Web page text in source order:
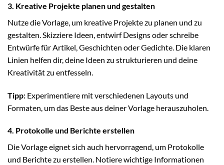
3. Kreative Projekte planen und gestalten
Nutze die Vorlage, um kreative Projekte zu planen und zu
gestalten. Skizziere Ideen, entwirf Designs oder schreibe
Entwürfe für Artikel, Geschichten oder Gedichte. Die klaren
Linien helfen dir, deine Ideen zu strukturieren und deine
Kreativität zu entfesseln.
Tipp: Experimentiere mit verschiedenen Layouts und
Formaten, um das Beste aus deiner Vorlage herauszuholen.
4. Protokolle und Berichte erstellen
Die Vorlage eignet sich auch hervorragend, um Protokolle
und Berichte zu erstellen. Notiere wichtige Informationen